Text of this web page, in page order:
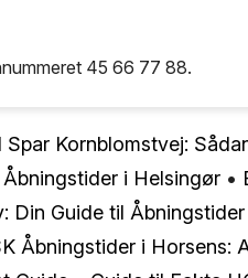
45 66 77 88.
Spar Kornblomstvej:
i Helsingør •
Din Guide til
Åbningstider i Horsens: